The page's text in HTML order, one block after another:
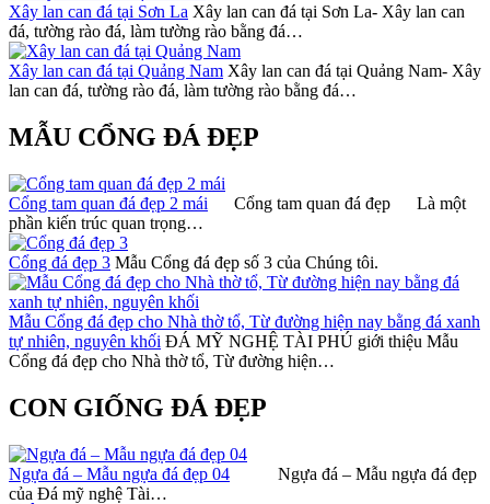
Xây lan can đá tại Sơn La Xây lan can đá tại Sơn La- Xây lan can
đá, tường rào đá, làm tường rào bằng đá…
Xây lan can đá tại Quảng Nam Xây lan can đá tại Quảng Nam- Xây
lan can đá, tường rào đá, làm tường rào bằng đá…
MẪU CỔNG ĐÁ ĐẸP
Cổng tam quan đá đẹp 2 mái Cổng tam quan đá đẹp Là một
phần kiến trúc quan trọng…
Cổng đá đẹp 3 Mẫu Cổng đá đẹp số 3 của Chúng tôi.
Mẫu Cổng đá đẹp cho Nhà thờ tổ, Từ đường hiện nay bằng đá xanh
tự nhiên, nguyên khối ĐÁ MỸ NGHỆ TÀI PHÚ giới thiệu Mẫu
Cổng đá đẹp cho Nhà thờ tổ, Từ đường hiện…
CON GIỐNG ĐÁ ĐẸP
Ngựa đá – Mẫu ngựa đá đẹp 04 Ngựa đá – Mẫu ngựa đá đẹp
của Đá mỹ nghệ Tài…